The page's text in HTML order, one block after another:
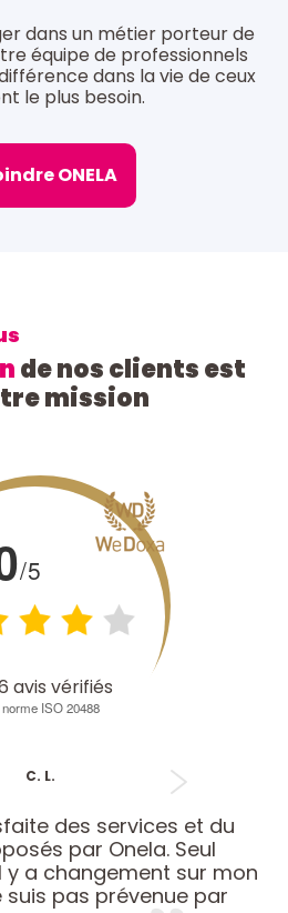
dans un métier porteur de
équipe de professionnels
dans la vie de ceux
le plus besoin.
ONELA
de nos clients est
mission
/5
avis vérifiés
ISO 20488
C. L.
des services et du
par Onela. Seul
y a changement sur mon
suis pas prévenue par